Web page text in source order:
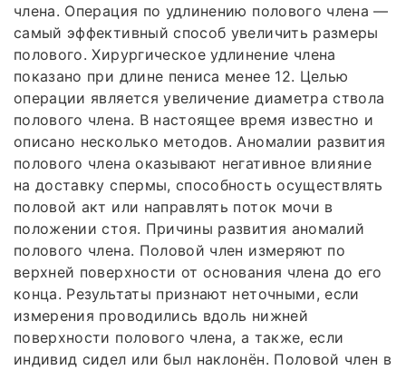
члена. Операция по удлинению полового члена —
самый эффективный способ увеличить размеры
полового. Хирургическое удлинение члена
показано при длине пениса менее 12. Целью
операции является увеличение диаметра ствола
полового члена. В настоящее время известно и
описано несколько методов. Аномалии развития
полового члена оказывают негативное влияние
на доставку спермы, способность осуществлять
половой акт или направлять поток мочи в
положении стоя. Причины развития аномалий
полового члена. Половой член измеряют по
верхней поверхности от основания члена до его
конца. Результаты признают неточными, если
измерения проводились вдоль нижней
поверхности полового члена, а также, если
индивид сидел или был наклонён. Половой член в